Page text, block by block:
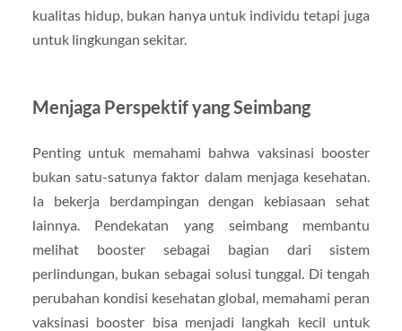
kualitas hidup, bukan hanya untuk individu tetapi juga
untuk lingkungan sekitar.
Menjaga Perspektif yang Seimbang
Penting untuk memahami bahwa vaksinasi booster
bukan satu-satunya faktor dalam menjaga kesehatan.
Ia bekerja berdampingan dengan kebiasaan sehat
lainnya. Pendekatan yang seimbang membantu
melihat booster sebagai bagian dari sistem
perlindungan, bukan sebagai solusi tunggal. Di tengah
perubahan kondisi kesehatan global, memahami peran
vaksinasi booster bisa menjadi langkah kecil untuk